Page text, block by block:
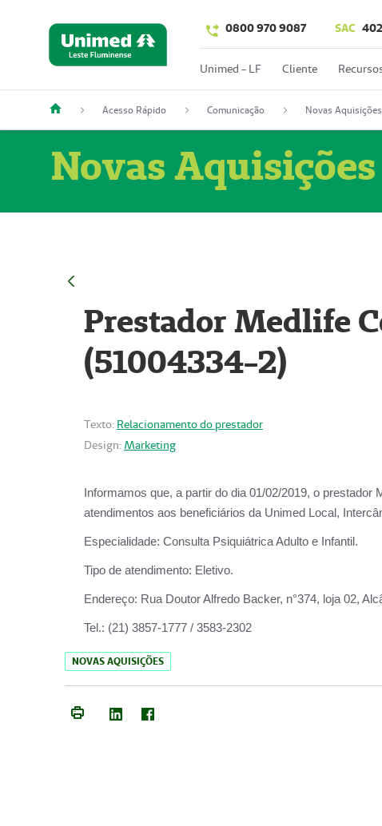
0800 970 9087 SAC
Unimed - LF Cliente
Acesso Rápido Comunicação Novas Aquisições
Novas Aquisições
Prestador Medlife
(51004334-2)
Texto: Relacionamento do prestador
Design: Marketing
Informamos que, a partir do dia 01/02/2019, o prestador
atendimentos aos beneficiários da Unimed Local,
Especialidade: Consulta Psiquiátrica Adulto e Infantil.
Tipo de atendimento: Eletivo.
Endereço: Rua Doutor Alfredo Backer, n°374, loja 02,
Tel.: (21) 3857-1777 / 3583-2302
NOVAS AQUISIÇÕES